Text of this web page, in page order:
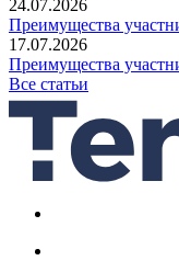
24.07.2026
Преимущества
17.07.2026
Преимущества
Все статьи